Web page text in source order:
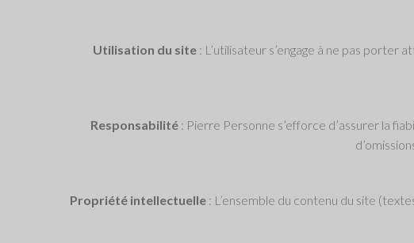
Utilisation du site: L’utilisateur s’engage à ne pas porter
Responsabilité: Pierre Personne s’efforce d’assurer la
Propriété intellectuelle: L’ensemble du contenu du site